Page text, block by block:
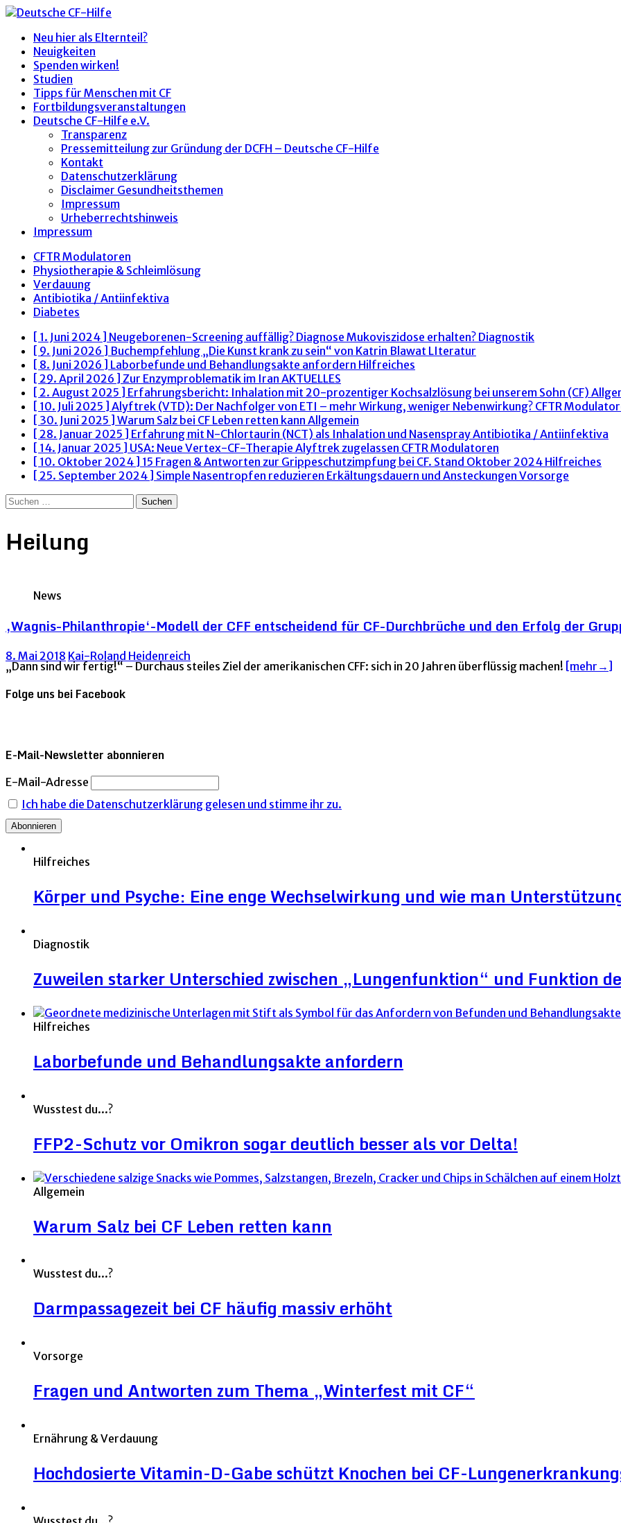
Neu hier als Elternteil?
Neuigkeiten
Spenden wirken!
Studien
Tipps für Menschen mit CF
Fortbildungsveranstaltungen
Deutsche CF-Hilfe e.V.
Transparenz
Pressemitteilung zur Gründung der DCFH – Deutsche CF-Hilfe
Kontakt
Datenschutzerklärung
Disclaimer Gesundheitsthemen
Impressum
Urheberrechtshinweis
Impressum
CFTR Modulatoren
Physiotherapie & Schleimlösung
Verdauung
Antibiotika / Antiinfektiva
Diabetes
[ 1. Juni 2024 ] Neugeborenen-Screening auffällig? Diagnose Mukoviszidose erhalten? Diagnostik
[ 9. Juni 2026 ] Buchempfehlung „Die Kunst krank zu sein“ von Katrin Blawat LIteratur
[ 8. Juni 2026 ] Laborbefunde und Behandlungsakte anfordern Hilfreiches
[ 29. April 2026 ] Zur Enzymproblematik im Iran AKTUELLES
[ 2. August 2025 ] Erfahrungsbericht: Inhalation mit 20-prozentiger Kochsalzlösung bei unserem Sohn (CF)
[ 10. Juli 2025 ] Alyftrek (VTD): Der Nachfolger von ETI – mehr Wirkung, weniger Nebenwirkung? CFTR
[ 30. Juni 2025 ] Warum Salz bei CF Leben retten kann Allgemein
[ 28. Januar 2025 ] Erfahrung mit N-Chlortaurin (NCT) als Inhalation und NasensprayAntibiotika / Antiinfektiva
[ 14. Januar 2025 ] USA: Neue Vertex-CF-Therapie Alyftrek zugelassen CFTR Modulatoren
[ 10. Oktober 2024 ] 15 Fragen & Antworten zur Grippeschutzimpfung bei CF. Stand Oktober 2024 Hilfreiches
[ 25. September 2024 ] Simple Nasentropfen reduzieren Erkältungsdauern und Ansteckungen Vorsorge
Suchen
Heilung
News
‚Wagnis-Philanthropie‘-Modell der CFF entscheidend für CF-Durchbrüche und den Erfolg der
8. Mai 2018 Kai-Roland Heidenreich
„Dann sind wir fertig!“ – Durchaus steiles Ziel der amerikanischen CFF: sich in 20 Jahren überflüssig machen! [mehr→]
Folge uns bei Facebook
E-Mail-Newsletter abonnieren
E-Mail-Adresse
Ich habe die Datenschutzerklärung gelesen und stimme ihr zu.
Hilfreiches
Körper und Psyche: Eine enge Wechselwirkung und wie man
Diagnostik
Zuweilen starker Unterschied zwischen „Lungenfunktion“ und Funktion
Hilfreiches
Laborbefunde und Behandlungsakte anfordern
Wusstest du...?
FFP2-Schutz vor Omikron sogar deutlich besser als vor Delta!
Allgemein
Warum Salz bei CF Leben retten kann
Wusstest du...?
Darmpassagezeit bei CF häufig massiv erhöht
Vorsorge
Fragen und Antworten zum Thema „Winterfest mit CF“
Ernährung & Verdauung
Hochdosierte Vitamin-D-Gabe schützt Knochen bei CF-